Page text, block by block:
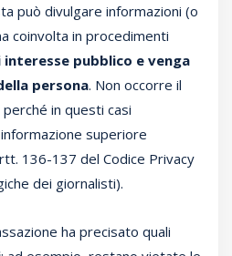
può divulgare informazioni (o
coinvolta in procedimenti
interesse pubblico e venga
persona. Non occorre il
in questi casi
superiore
136-137 del Codice Privacy
dei giornalisti).
ha precisato quali